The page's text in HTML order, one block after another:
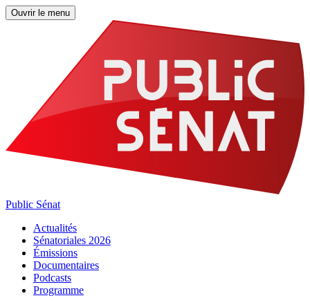
Ouvrir le menu
Public Sénat
Actualités
Sénatoriales 2026
Émissions
Documentaires
Podcasts
Programme